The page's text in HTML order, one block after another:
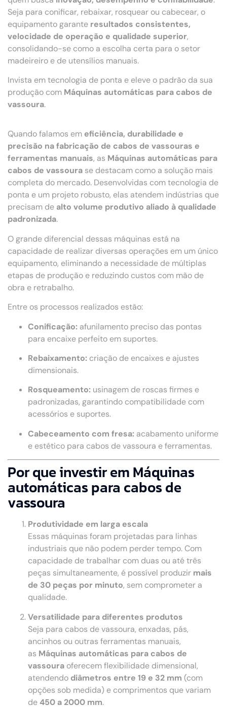
Seja para conificar, rebaixar, rosquear ou cabecear, o
equipamento garante resultados consistentes,
velocidade de operação e qualidade superior,
consolidando-se como a escolha certa para o setor
madeireiro e de utensílios manuais.
Invista em tecnologia de ponta e eleve o padrão da sua
produção com Máquinas automáticas para cabos de
vassoura.
Quando falamos em eficiência, durabilidade e
precisão na fabricação de cabos de vassouras e
ferramentas manuais, as Máquinas automáticas para
cabos de vassoura se destacam como a solução mais
completa do mercado. Desenvolvidas com tecnologia de
ponta e um projeto robusto, elas atendem indústrias que
precisam de alto volume produtivo aliado à qualidade
padronizada.
O grande diferencial dessas máquinas está na
capacidade de realizar diversas operações em um único
equipamento, eliminando a necessidade de múltiplas
etapas de produção e reduzindo custos com mão de
obra e retrabalho.
Entre os processos realizados estão:
Conificação: afunilamento preciso das pontas
para encaixe perfeito em suportes.
Rebaixamento: criação de encaixes e ajustes
dimensionais.
Rosqueamento: usinagem de roscas firmes e
padronizadas, garantindo compatibilidade com
acessórios e suportes.
Cabeceamento com fresa: acabamento uniforme
e estético para cabos de vassoura e ferramentas.
Por que investir em Máquinas
automáticas para cabos de
vassoura
Produtividade em larga escala
Essas máquinas foram projetadas para linhas
industriais que não podem perder tempo. Com
capacidade de trabalhar com duas ou até três
peças simultaneamente, é possível produzir mais
de 30 peças por minuto, sem comprometer a
qualidade.
Versatilidade para diferentes produtos
Seja para cabos de vassoura, enxadas, pás,
ancinhos ou outras ferramentas manuais,
as Máquinas automáticas para cabos de
vassoura oferecem flexibilidade dimensional,
atendendo diâmetros entre 19 e 32 mm (com
opções sob medida) e comprimentos que variam
de450 a 2000 mm.